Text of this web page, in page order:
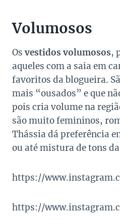
Volumosos
Os vestidos volumosos,
aqueles com a saia em
favoritos da blogueira.
mais “ousados” e que
pois cria volume na
são muito femininos,
Thássia dá preferência
ou até mistura de tons
https://
https://